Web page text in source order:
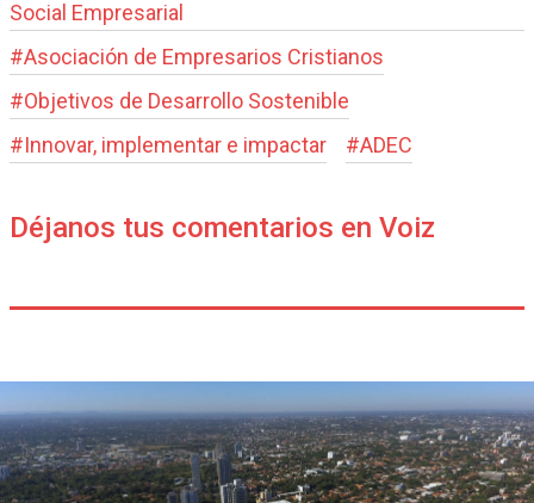
Social Empresarial
#Asociación de Empresarios Cristianos
#Objetivos de Desarrollo Sostenible
#Innovar, implementar e impactar #ADEC
Déjanos tus comentarios en Voiz